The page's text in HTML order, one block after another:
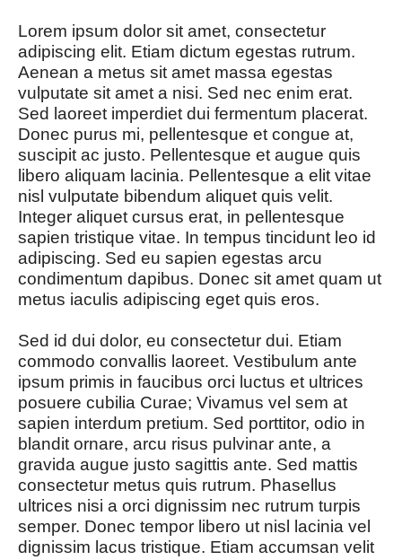
Lorem ipsum dolor sit amet, consectetur
adipiscing elit. Etiam dictum egestas rutrum.
Aenean a metus sit amet massa egestas
vulputate sit amet a nisi. Sed nec enim erat.
Sed laoreet imperdiet dui fermentum placerat.
Donec purus mi, pellentesque et congue at,
suscipit ac justo. Pellentesque et augue quis
libero aliquam lacinia. Pellentesque a elit vitae
nisl vulputate bibendum aliquet quis velit.
Integer aliquet cursus erat, in pellentesque
sapien tristique vitae. In tempus tincidunt leo id
adipiscing. Sed eu sapien egestas arcu
condimentum dapibus. Donec sit amet quam ut
metus iaculis adipiscing eget quis eros.
Sed id dui dolor, eu consectetur dui. Etiam
commodo convallis laoreet. Vestibulum ante
ipsum primis in faucibus orci luctus et ultrices
posuere cubilia Curae; Vivamus vel sem at
sapien interdum pretium. Sed porttitor, odio in
blandit ornare, arcu risus pulvinar ante, a
gravida augue justo sagittis ante. Sed mattis
consectetur metus quis rutrum. Phasellus
ultrices nisi a orci dignissim nec rutrum turpis
semper. Donec tempor libero ut nisl lacinia vel
dignissim lacus tristique. Etiam accumsan velit